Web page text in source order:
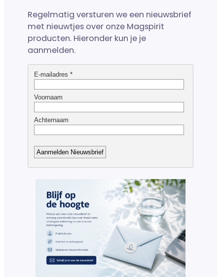
Regelmatig versturen we een nieuwsbrief
met nieuwtjes over onze Magspirit
producten. Hieronder kun je je
aanmelden.